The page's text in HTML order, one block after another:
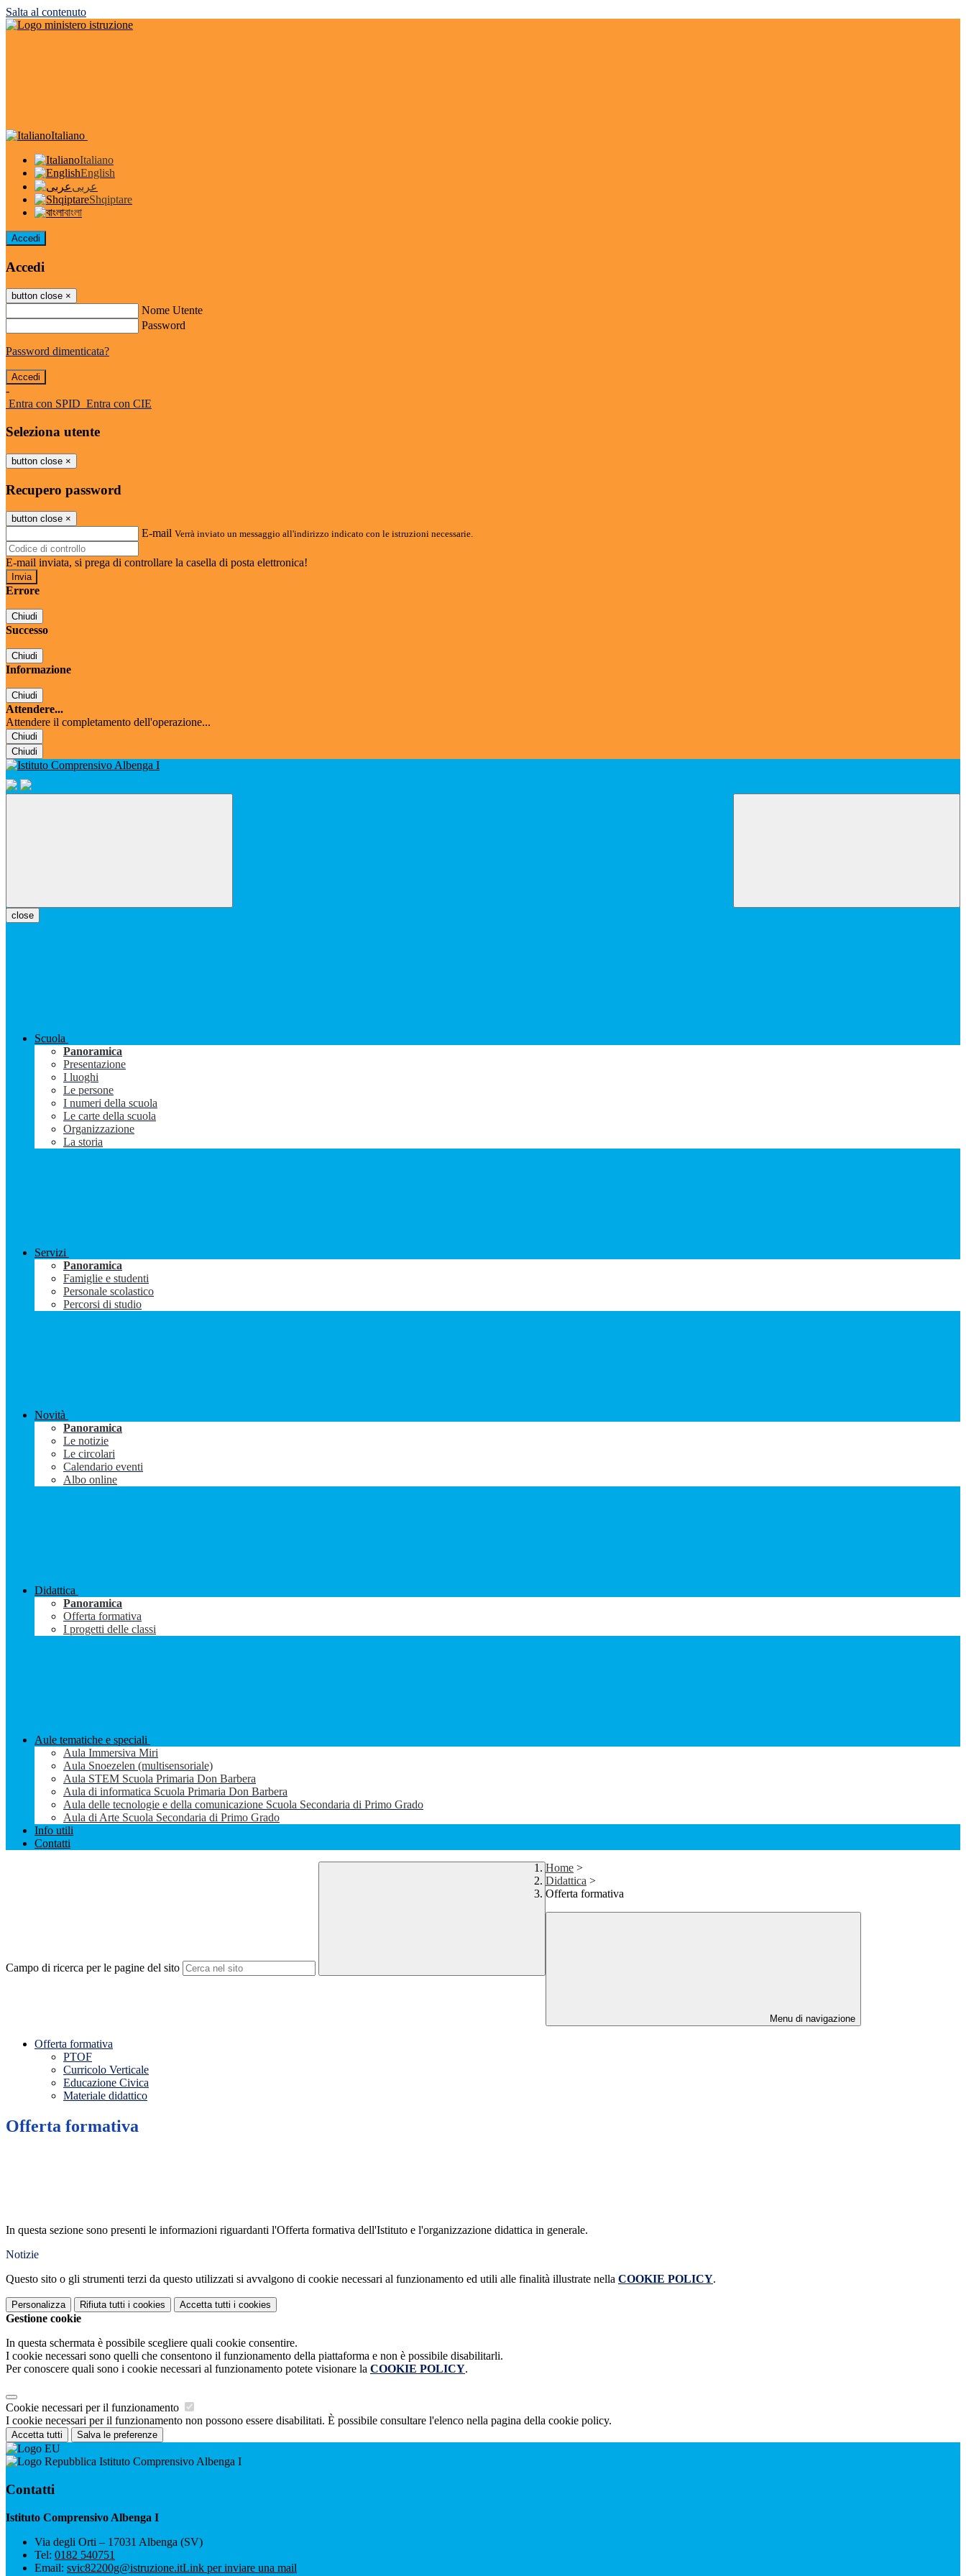
Salta al contenuto
Italiano
Italiano
English
عربى
Shqiptare
বাংলা
Accedi
Accedi
button close ×
Nome Utente
Password
Password dimenticata?
-
Entra con SPID Entra con CIE
Seleziona utente
button close ×
Recupero password
button close ×
E-mail Verrà inviato un messaggio all'indirizzo indicato con le istruzioni necessarie.
E-mail inviata, si prega di controllare la casella di posta elettronica!
Errore
Chiudi
Successo
Chiudi
Informazione
Chiudi
Attendere...
Attendere il completamento dell'operazione...
Chiudi
Chiudi
close
Scuola
Panoramica
Presentazione
I luoghi
Le persone
I numeri della scuola
Le carte della scuola
Organizzazione
La storia
Servizi
Panoramica
Famiglie e studenti
Personale scolastico
Percorsi di studio
Novità
Panoramica
Le notizie
Le circolari
Calendario eventi
Albo online
Didattica
Panoramica
Offerta formativa
I progetti delle classi
Aule tematiche e speciali
Aula Immersiva Miri
Aula Snoezelen (multisensoriale)
Aula STEM Scuola Primaria Don Barbera
Aula di informatica Scuola Primaria Don Barbera
Aula delle tecnologie e della comunicazione Scuola Secondaria di Primo Grado
Aula di Arte Scuola Secondaria di Primo Grado
Info utili
Contatti
Campo di ricerca per le pagine del sito
Home >
Didattica >
Offerta formativa
Menu di navigazione
Offerta formativa
PTOF
Curricolo Verticale
Educazione Civica
Materiale didattico
Offerta formativa
In questa sezione sono presenti le informazioni riguardanti l'Offerta formativa dell'Istituto e l'organizzazione didattica in generale.
Notizie
Questo sito o gli strumenti terzi da questo utilizzati si avvalgono di cookie necessari al funzionamento ed utili alle finalità illustrate nella COOKIE POLICY.
Personalizza Rifiuta tutti i cookies Accetta tutti i cookies
Gestione cookie
In questa schermata è possibile scegliere quali cookie consentire.
I cookie necessari sono quelli che consentono il funzionamento della piattaforma e non è possibile disabilitarli.
Per conoscere quali sono i cookie necessari al funzionamento potete visionare la COOKIE POLICY.
Cookie necessari per il funzionamento
I cookie necessari per il funzionamento non possono essere disabilitati. È possibile consultare l'elenco nella pagina della cookie policy.
Accetta tutti Salva le preferenze
Istituto Comprensivo Albenga I
Contatti
Istituto Comprensivo Albenga I
Via degli Orti – 17031 Albenga (SV)
Tel: 0182 540751
Email: svic82200g@istruzione.itLink per inviare una mail